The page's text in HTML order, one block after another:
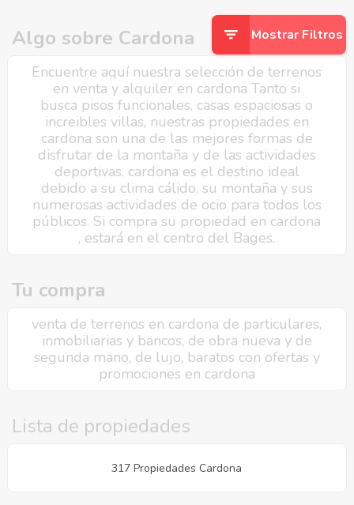
Mostrar Filtros
Algo sobre Cardona
Encuentre aquí nuestra selección de terrenos
en venta y alquiler en cardona Tanto si
busca pisos funcionales, casas espaciosas o
increibles villas, nuestras propiedades en
cardona son una de las mejores formas de
disfrutar de la montaña y de las actividades
deportivas. cardona es el destino ideal
debido a su clima cálido, su montaña y sus
numerosas actividades de ocio para todos los
públicos. Si compra su propiedad en cardona
, estará en el centro del Bages.
Tu compra
venta de terrenos en cardona de particulares,
inmobiliarias y bancos, de obra nueva y de
segunda mano, de lujo, baratos con ofertas y
promociones en cardona
Lista de propiedades
317 Propiedades Cardona